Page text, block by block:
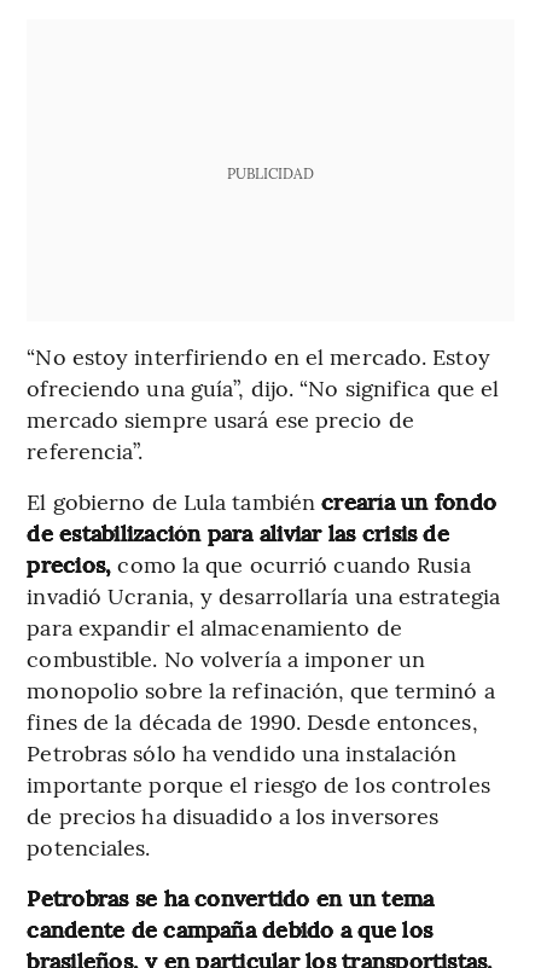
PUBLICIDAD
“No estoy interfiriendo en el mercado. Estoy
ofreciendo una guía”, dijo. “No significa que el
mercado siempre usará ese precio de
referencia”.
El gobierno de Lula tambiéncrearía un fondo
de estabilización para aliviar las crisis de
precios, como la que ocurrió cuando Rusia
invadió Ucrania, y desarrollaría una estrategia
para expandir el almacenamiento de
combustible. No volvería a imponer un
monopolio sobre la refinación, que terminó a
fines de la década de 1990. Desde entonces,
Petrobras sólo ha vendido una instalación
importante porque el riesgo de los controles
de precios ha disuadido a los inversores
potenciales.
Petrobras se ha convertido en un tema
candente de campaña debido a que los
brasileños, y en particular los transportistas,